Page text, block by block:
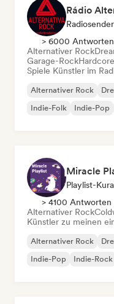
Rádio
Radiosender
> 6000
Alternativer Rock
Garage-RockHardcore
Spiele Künstler im
Alternativer Rock
Indie-Folk
Indie-Pop
Miracle
Playlist-
> 4100 Antworten
Alternativer Rock
Künstler zu meinen
Alternativer Rock
Indie-Pop
Indie-Rock